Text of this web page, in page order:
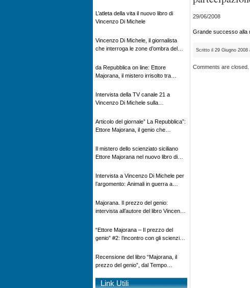
L’atleta della vita il nuovo libro di
Vincenzo Di Michele
Vincenzo Di Michele, il giornalista
che interroga le zone d’ombra del
da Repubblica on line: Ettore
Majorana, il mistero irrisolto tra
Intervista della TV canale 21 a
Vincenzo Di Michele sulla
Articolo del giornale” La Repubblica”:
Ettore Majorana, il genio che
Il mistero dello scienziato siciliano
Ettore Majorana nel nuovo libro di
Adnkronos
Intervista a Vincenzo Di Michele per
l’argomento: Animali in guerra a
in onda su Espansione TV
Majorana. Il prezzo del genio:
intervista all’autore del libro Vincenzo
“Ettore Majorana ‒ Il prezzo del
genio” #2: l’incontro con gli scienziati
Recensione del libro “Majorana, il
prezzo del genio”, dal Tempo
Link Utili
29/06/2008
Grande successo alla
Scritto il 29 Giugno 2008
Comments are closed.